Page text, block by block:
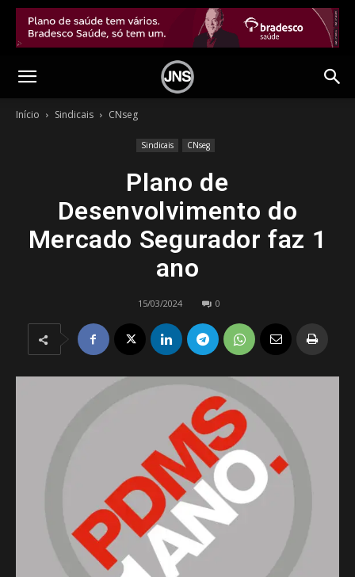
Início Sindicais CNseg
Sindicais CNseg
Plano de
Desenvolvimento do
Mercado Segurador faz 1
ano
15/03/2024 0